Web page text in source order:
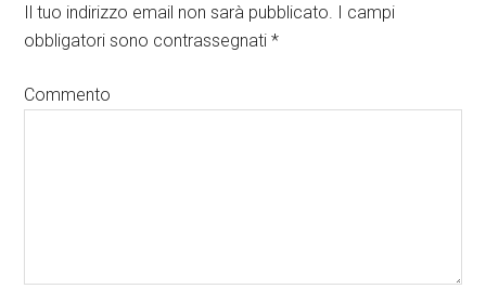
Il tuo indirizzo email non sarà pubblicato. I campi
obbligatori sono contrassegnati*
Commento